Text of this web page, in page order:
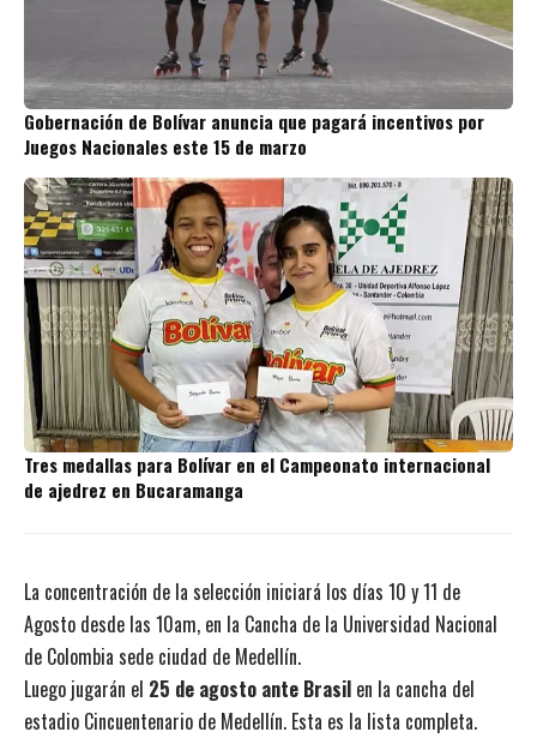
Gobernación de Bolívar anuncia que pagará incentivos por
Juegos Nacionales este 15 de marzo
Tres medallas para Bolívar en el Campeonato internacional
de ajedrez en Bucaramanga
La concentración de la selección iniciará los días 10 y 11 de
Agosto desde las 10am, en la Cancha de la Universidad Nacional
de Colombia sede ciudad de Medellín.
Luego jugarán el 25 de agosto ante Brasil en la cancha del
estadio Cincuentenario de Medellín. Esta es la lista completa.